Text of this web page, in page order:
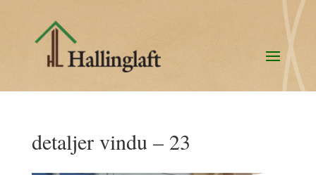
detaljer vindu – 23